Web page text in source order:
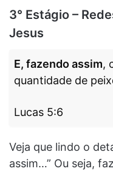
3° Estágio –
Jesus
E, fazendo assim,
quantidade de
Lucas 5:6
Veja que lindo o
assim…” Ou seja,